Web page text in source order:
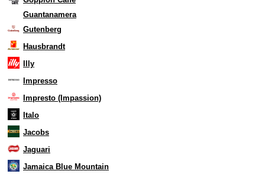
Guantanamera
Gutenberg
Hausbrandt
Illy
Impresso
Impresto (Impassion)
Italo
Jacobs
Jaguari
Jamaica Blue Mountain